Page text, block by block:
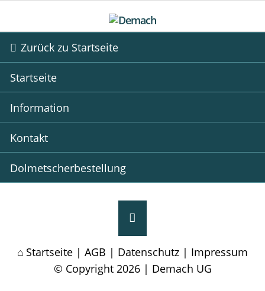
Zurück zu Startseite
Startseite
Information
Kontakt
Dolmetscherbestellung
Startseite |AGB | Datenschutz | Impressum
© Copyright 2026 | Demach UG